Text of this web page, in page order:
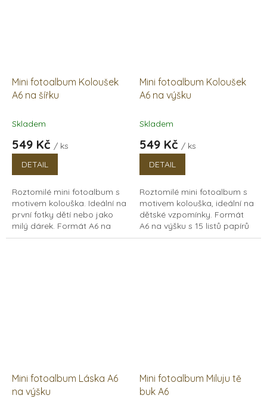
Mini fotoalbum Koloušek
A6 na šířku
Skladem
549 Kč / ks
DETAIL
Roztomilé mini fotoalbum s
motivem kolouška. Ideální na
první fotky dětí nebo jako
milý dárek. Formát A6 na
šířku, 15 listů papírů v bílé i
Mini fotoalbum Koloušek
A6 na výšku
Skladem
549 Kč / ks
DETAIL
Roztomilé mini fotoalbum s
motivem kolouška, ideální na
dětské vzpomínky. Formát
A6 na výšku s 15 listů papírů
v bílé nebo černé variantě.
Mini fotoalbum Láska A6
na výšku
Mini fotoalbum Miluju tě
buk A6